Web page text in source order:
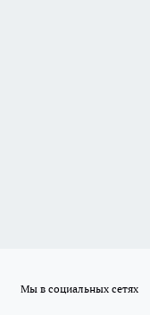
Мы в социальных сетях